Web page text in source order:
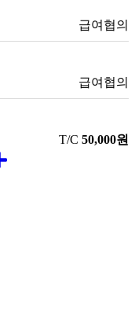
급여협의
급여협의
T/C 50,000원